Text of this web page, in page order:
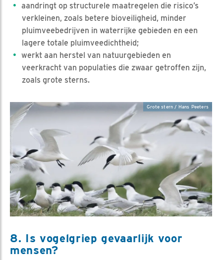
aandringt op structurele maatregelen die risico’s
verkleinen, zoals betere bioveiligheid, minder
pluimveebedrijven in waterrijke gebieden en een
lagere totale pluimveedichtheid;
werkt aan herstel van natuurgebieden en
veerkracht van populaties die zwaar getroffen zijn,
zoals grote sterns.
Grote stern / Hans Peeters
8. Is vogelgriep gevaarlijk voor
mensen?